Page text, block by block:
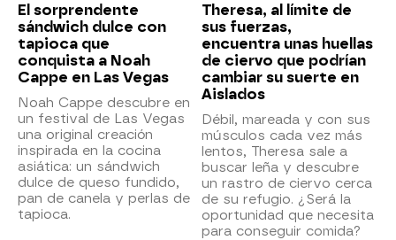
El sorprendente
sándwich dulce con
tapioca que
conquista a Noah
Cappe en Las Vegas
Noah Cappe descubre en
un festival de Las Vegas
una original creación
inspirada en la cocina
asiática: un sándwich
dulce de queso fundido,
pan de canela y perlas de
tapioca.
Theresa, al límite de
sus fuerzas,
encuentra unas huellas
de ciervo que podrían
cambiar su suerte en
Aislados
Débil, mareada y con sus
músculos cada vez más
lentos, Theresa sale a
buscar leña y descubre
un rastro de ciervo cerca
de su refugio. ¿Será la
oportunidad que necesita
para conseguir comida?